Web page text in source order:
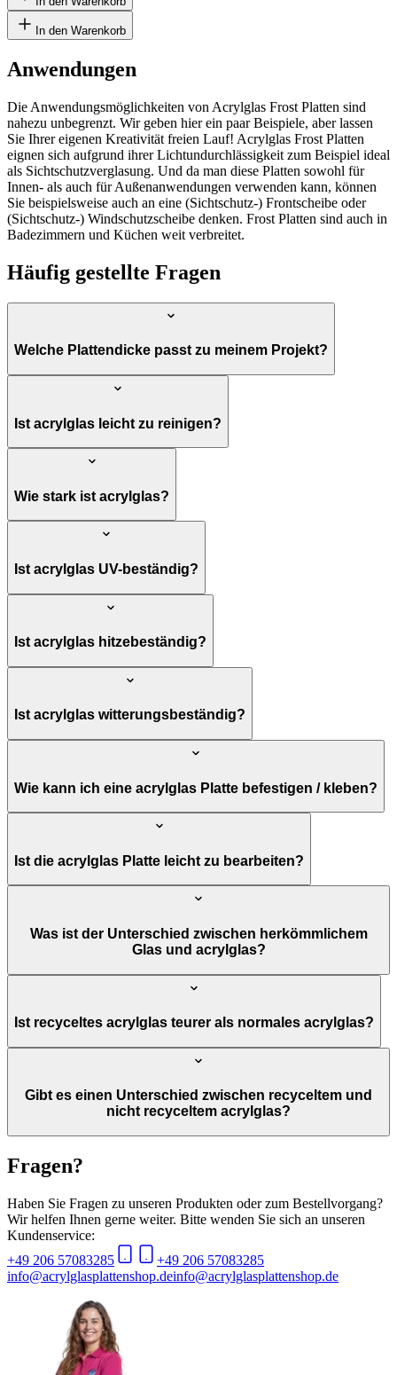
In den Warenkorb
Anwendungen
Die Anwendungsmöglichkeiten von Acrylglas Frost Platten sind
nahezu unbegrenzt. Wir geben hier ein paar Beispiele, aber lassen
Sie Ihrer eigenen Kreativität freien Lauf! Acrylglas Frost Platten
eignen sich aufgrund ihrer Lichtundurchlässigkeit zum Beispiel ideal
als Sichtschutzverglasung. Und da man diese Platten sowohl für
Innen- als auch für Außenanwendungen verwenden kann, können
Sie beispielsweise auch an eine (Sichtschutz-) Frontscheibe oder
(Sichtschutz-) Windschutzscheibe denken. Frost Platten sind auch in
Badezimmern und Küchen weit verbreitet.
Häufig gestellte Fragen
Welche Plattendicke passt zu meinem Projekt?
Ist acrylglas leicht zu reinigen?
Wie stark ist acrylglas?
Ist acrylglas UV-beständig?
Ist acrylglas hitzebeständig?
Ist acrylglas witterungsbeständig?
Wie kann ich eine acrylglas Platte befestigen / kleben?
Ist die acrylglas Platte leicht zu bearbeiten?
Was ist der Unterschied zwischen herkömmlichem
Glas und acrylglas?
Ist recyceltes acrylglas teurer als normales acrylglas?
Gibt es einen Unterschied zwischen recyceltem und
nicht recyceltem acrylglas?
Fragen?
Haben Sie Fragen zu unseren Produkten oder zum Bestellvorgang?
Wir helfen Ihnen gerne weiter. Bitte wenden Sie sich an unseren
Kundenservice:
+49 206 57083285
+49 206 57083285
info@acrylglasplattenshop.deinfo@acrylglasplattenshop.de